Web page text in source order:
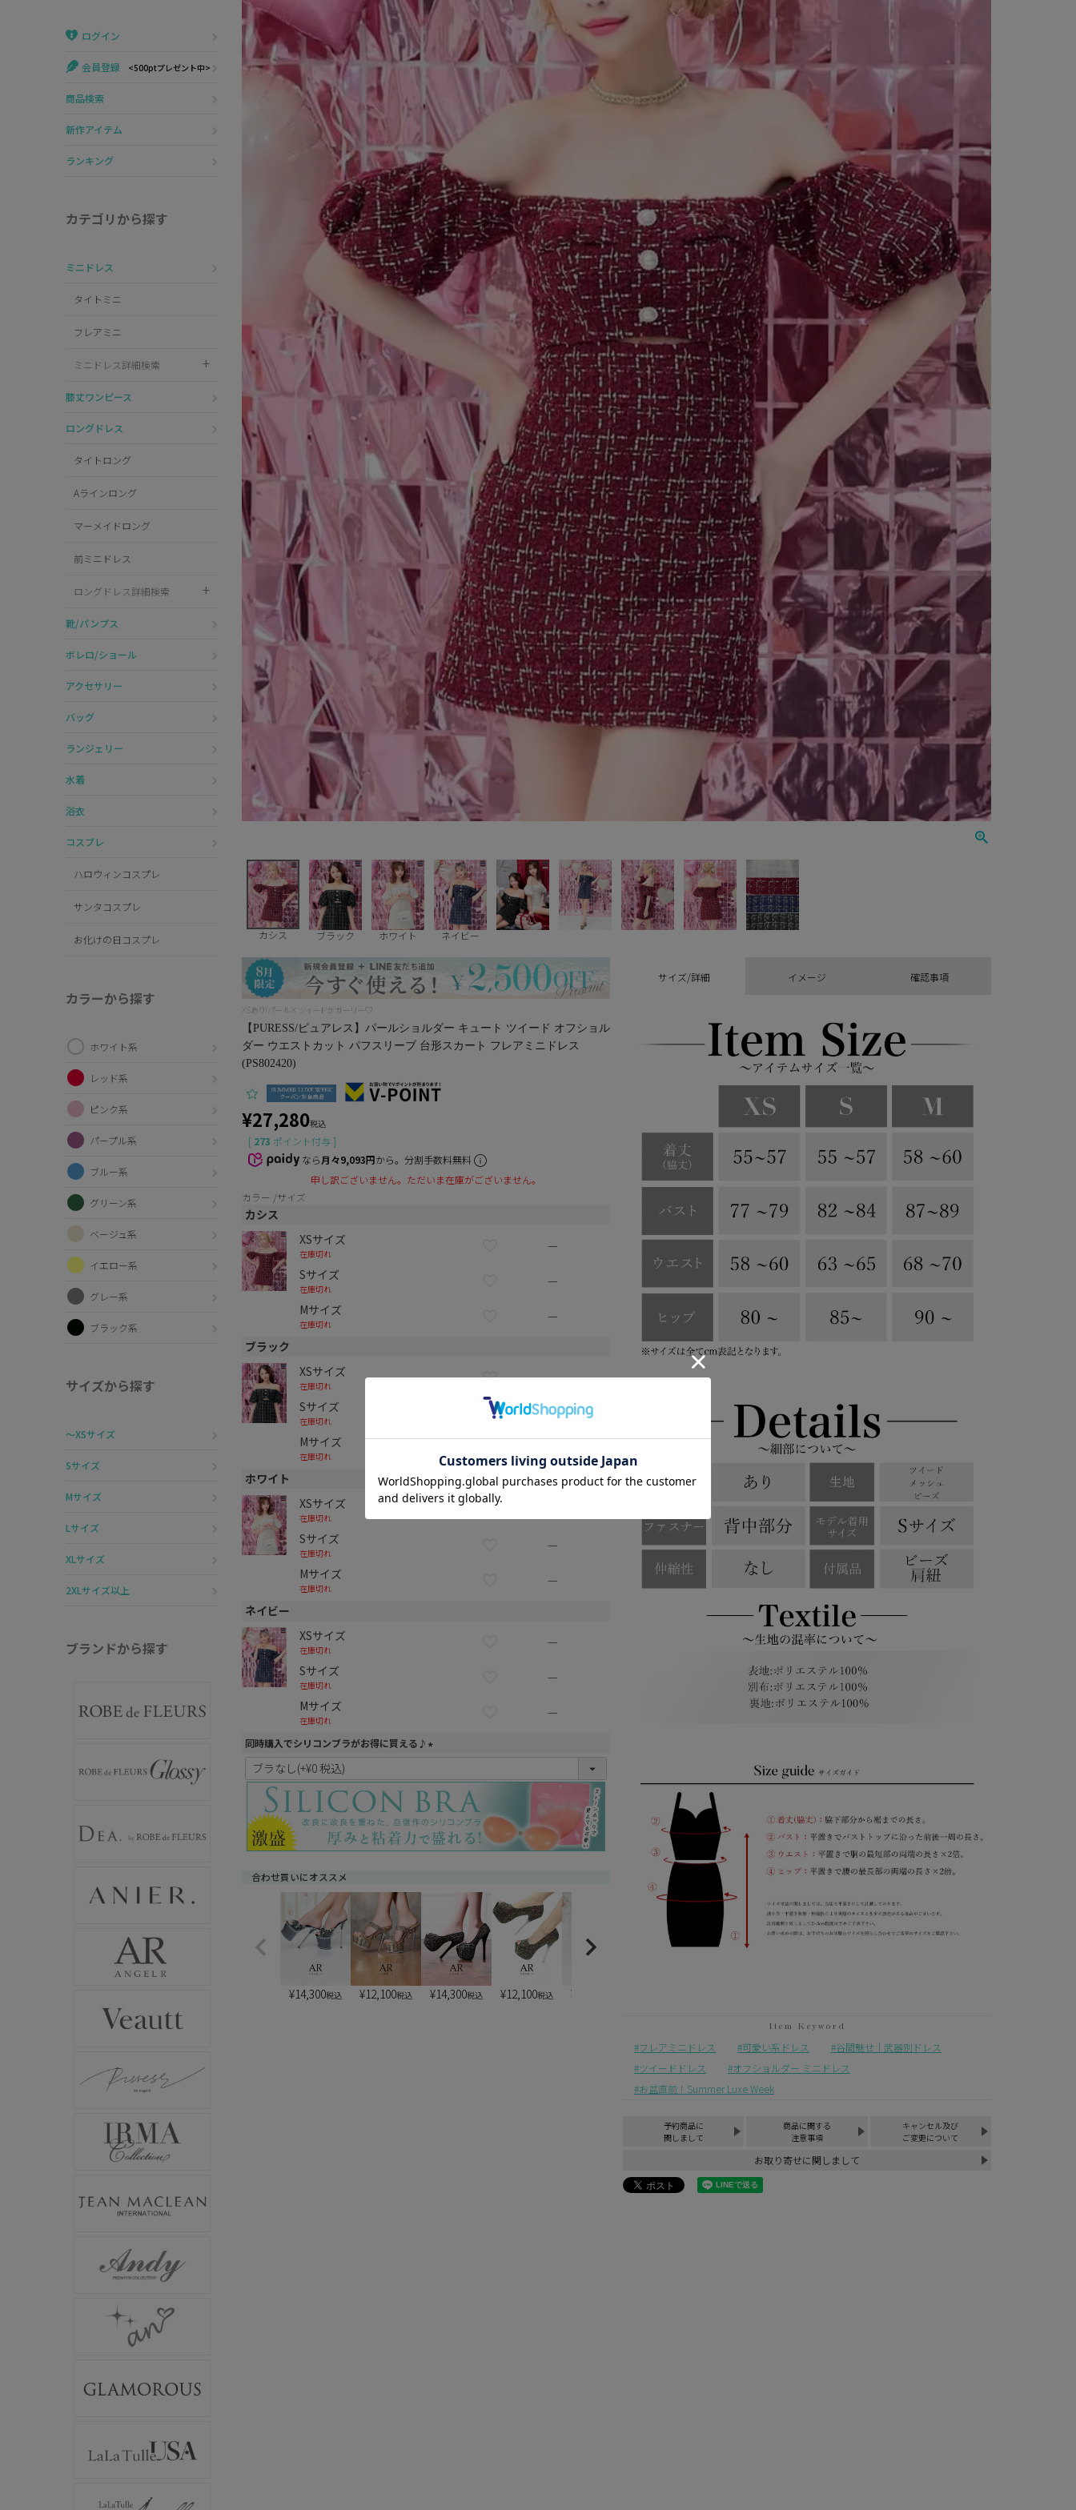
GLAMOROUS
ログイン
会員登録 <500ptプレゼント中>
商品検索
新作アイテム
ランキング
カテゴリから探す
ミニドレス
タイトミニ
フレアミニ
ミニドレス詳細検索
膝丈ワンピース
ロングドレス
タイトロング
Aラインロング
マーメイドロング
前ミニドレス
ロングドレス詳細検索
靴/パンプス
ボレロ/ショール
アクセサリー
バッグ
ランジェリー
水着
浴衣
コスプレ
ハロウィンコスプレ
サンタコスプレ
お化けの日コスプレ
カラーから探す
ホワイト系
レッド系
ピンク系
パープル系
ブルー系
グリーン系
ベージュ系
イエロー系
グレー系
ブラック系
サイズから探す
〜XSサイズ
Sサイズ
Mサイズ
Lサイズ
XLサイズ
2XLサイズ以上
ブランドから探す
カシス ブラック ホワイト ネイビー
XSあり!パール×ツイードがガーリー♡
【PURESS/ピュアレス】パールショルダー キュート ツイード オフショル
ダー ウエストカット パフスリーブ 台形スカート フレアミニドレス
(PS802420)
¥27,280税込
[ 273 ポイント付与 ]
なら月々9,093円から。分割手数料無料
申し訳ございません。ただいま在庫がございません。
カラー
サイズ
カシス
XSサイズ
在庫切れ
—
Sサイズ
在庫切れ
—
Mサイズ
在庫切れ
—
ブラック
XSサイズ
在庫切れ
—
Sサイズ
在庫切れ
—
Mサイズ
在庫切れ
ホワイト
XSサイズ
在庫切れ
Sサイズ
在庫切れ
—
Mサイズ
在庫切れ
—
ネイビー
XSサイズ
在庫切れ
—
Sサイズ
在庫切れ
—
Mサイズ
在庫切れ
—
同時購入でシリコンブラがお得に買える♪
(
須
)
合わせ買いにオススメ
¥14,300税込 ¥12,100税込 ¥14,300税込 ¥12,100税込 ¥
サイズ/詳細 イメージ 確認事項
フレアミニドレス 可愛い系ドレス
谷間魅せ｜武器別ドレス
ツイードドレス
オフショルダー ミニドレス
お盆直前！Summer Luxe Week
予約商品に
関しまして
商品に関する
注意事項
キャンセル及び
ご変更について
お取り寄せに関しまして